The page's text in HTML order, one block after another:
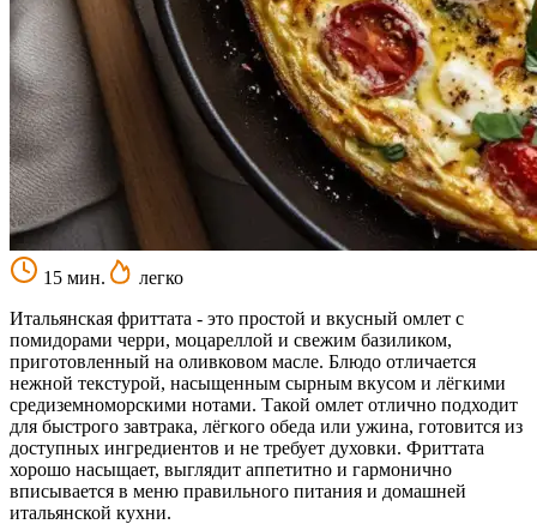
15 мин.
легко
Итальянская фриттата - это простой и вкусный омлет с
помидорами черри, моцареллой и свежим базиликом,
приготовленный на оливковом масле. Блюдо отличается
нежной текстурой, насыщенным сырным вкусом и лёгкими
средиземноморскими нотами. Такой омлет отлично подходит
для быстрого завтрака, лёгкого обеда или ужина, готовится из
доступных ингредиентов и не требует духовки. Фриттата
хорошо насыщает, выглядит аппетитно и гармонично
вписывается в меню правильного питания и домашней
итальянской кухни.